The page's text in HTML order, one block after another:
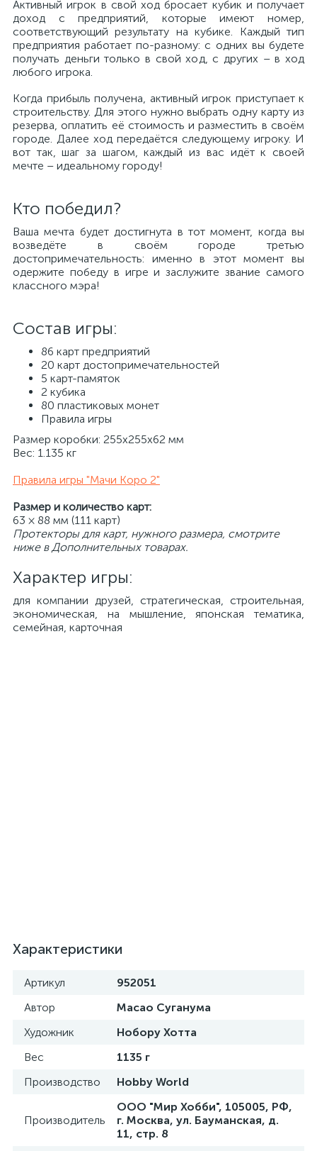
Активный игрок в свой ход бросает кубик и получает
доход с предприятий, которые имеют номер,
соответствующий результату на кубике. Каждый тип
предприятия работает по-разному: с одних вы будете
получать деньги только в свой ход, с других – в ход
любого игрока.
Когда прибыль получена, активный игрок приступает к
строительству. Для этого нужно выбрать одну карту из
резерва, оплатить её стоимость и разместить в своём
городе. Далее ход передаётся следующему игроку. И
вот так, шаг за шагом, каждый из вас идёт к своей
мечте – идеальному городу!
Кто победил?
Ваша мечта будет достигнута в тот момент, когда вы
возведёте в своём городе третью
достопримечательность: именно в этот момент вы
одержите победу в игре и заслужите звание самого
классного мэра!
Состав игры:
86 карт предприятий
20 карт достопримечательностей
5 карт-памяток
2 кубика
80 пластиковых монет
Правила игры
Размер коробки: 255x255x62 мм
Вес: 1.135 кг
Правила игры "Мачи Коро 2"
Размер и количество карт:
63 × 88 мм (111 карт)
Протекторы для карт, нужного размера, смотрите
ниже в Дополнительных товарах.
Характер игры:
для компании друзей, стратегическая, строительная,
экономическая, на мышление, японская тематика,
семейная, карточная
Характеристики
Артикул
952051
Автор
Масао Суганума
Художник
Нобору Хотта
Вес
1135 г
Производство
Hobby World
Производитель
ООО "Мир Хобби", 105005, РФ,
г. Москва, ул. Бауманская, д.
11, стр. 8